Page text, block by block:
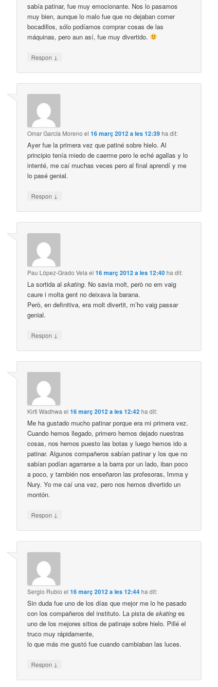
sabía patinar, fue muy emocionante. Nos lo pasamos
muy bien, aunque lo malo fue que no dejaban comer
bocadillos, sólo podíamos comprar cosas de las
máquinas, pero aun así, fue muy divertido.
Respon ↓
Omar García Moreno el16 març 2012 a les 12:39ha dit:
Ayer fue la primera vez que patiné sobre hielo. Al
principio tenía miedo de caerme pero le eché agallas y lo
intenté, me caí muchas veces pero al final aprendí y me
lo pasé genial.
Respon ↓
Pau López-Grado Vela el16 març 2012 a les 12:40ha dit:
La sortida alskating. No savia molt, però no em vaig
caure i molta gent no deixava la barana.
Però, en definitiva, era molt divertit, m’ho vaig passar
genial.
Respon ↓
Kirti Wadhwa el16 març 2012 a les 12:42ha dit:
Me ha gustado mucho patinar porque era mi primera vez.
Cuando hemos llegado, primero hemos dejado nuestras
cosas, nos hemos puesto las botas y luego hemos ido a
patinar. Algunos compañeros sabían patinar y los que no
sabían podían agarrarse a la barra por un lado, iban poco
a poco, y también nos enseñaron las profesoras, Imma y
Nury. Yo me caí una vez, pero nos hemos divertido un
montón.
Respon ↓
Sergio Rubio el16 març 2012 a les 12:44ha dit:
Sin duda fue uno de los días que mejor me lo he pasado
con los compañeros del instituto. La pista deskating es
uno de los mejores sitios de patinaje sobre hielo. Pillé el
truco muy rápidamente,
lo que más me gustó fue cuando cambiaban las luces.
Respon ↓